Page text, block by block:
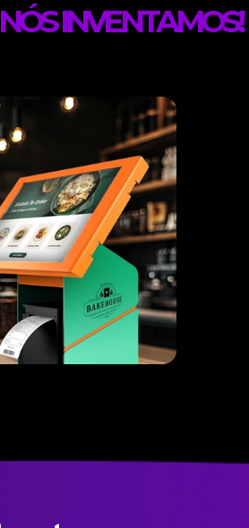
NÓS INVENTAMOS!